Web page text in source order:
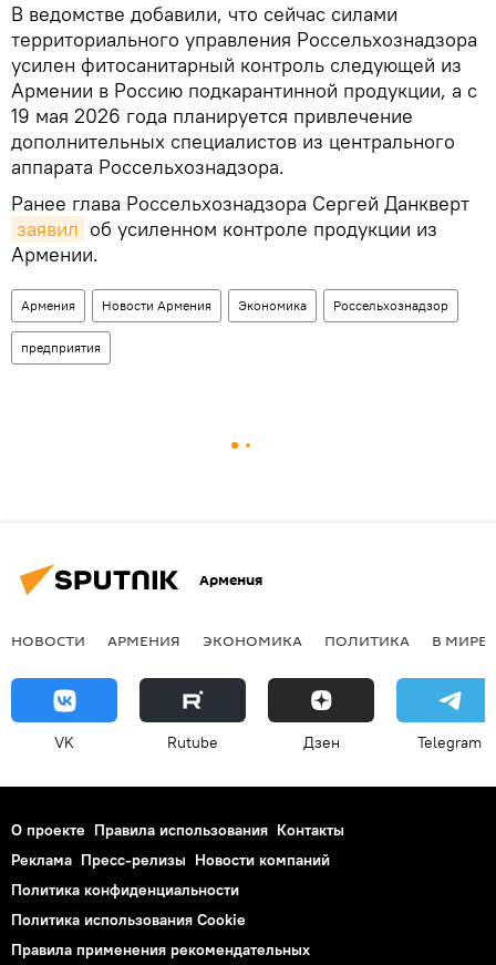
В ведомстве добавили, что сейчас силами
территориального управления Россельхознадзора
усилен фитосанитарный контроль следующей из
Армении в Россию подкарантинной продукции, а с
19 мая 2026 года планируется привлечение
дополнительных специалистов из центрального
аппарата Россельхознадзора.
Ранее глава Россельхознадзора Сергей Данкверт
заявил об усиленном контроле продукции из
Армении.
Армения Новости Армения Экономика Россельхознадзор
предприятия
Армения
НОВОСТИ АРМЕНИЯ ЭКОНОМИКА ПОЛИТИКА В МИРЕ
VK Rutube Дзен Telegram
О проекте Правила использования Контакты
Реклама Пресс-релизы Новости компаний
Политика конфиденциальности
Политика использования Cookie
Правила применения рекомендательных